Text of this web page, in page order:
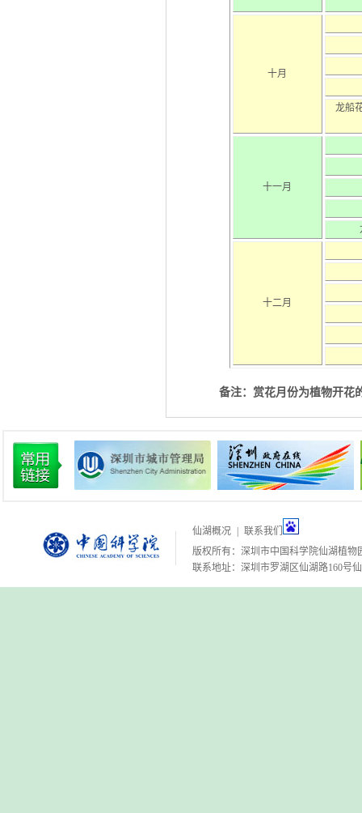
十月
龙船
十一月
十二月
备注：赏花月份为植物开花
仙湖概况
联系我们
版权所有：深圳市中国科学院仙湖植物
联系地址：深圳市罗湖区仙湖路160号